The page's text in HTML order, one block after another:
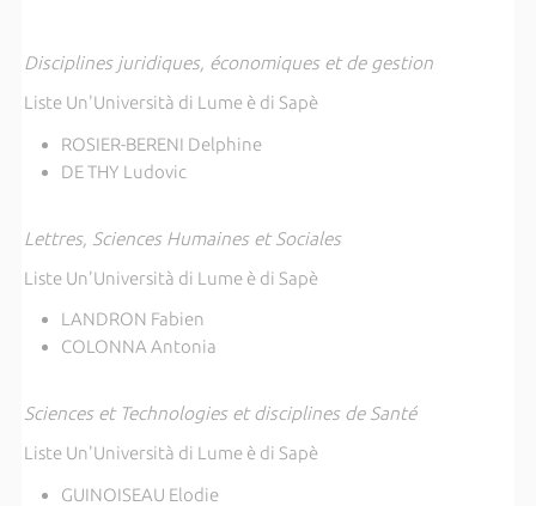
Disciplines juridiques, économiques et de gestion
Liste Un'Università di Lume è di Sapè
ROSIER-BERENI Delphine
DE THY Ludovic
Lettres, Sciences Humaines et Sociales
Liste Un'Università di Lume è di Sapè
LANDRON Fabien
COLONNA Antonia
Sciences et Technologies et disciplines de Santé
Liste Un'Università di Lume è di Sapè
GUINOISEAU Elodie